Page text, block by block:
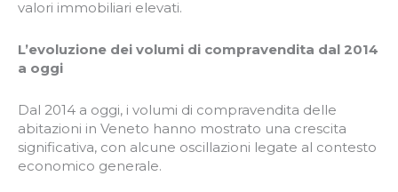
valori immobiliari elevati.
L’evoluzione dei volumi di compravendita dal 2014
a oggi
Dal 2014 a oggi, i volumi di compravendita delle
abitazioni in Veneto hanno mostrato una crescita
significativa, con alcune oscillazioni legate al contesto
economico generale.